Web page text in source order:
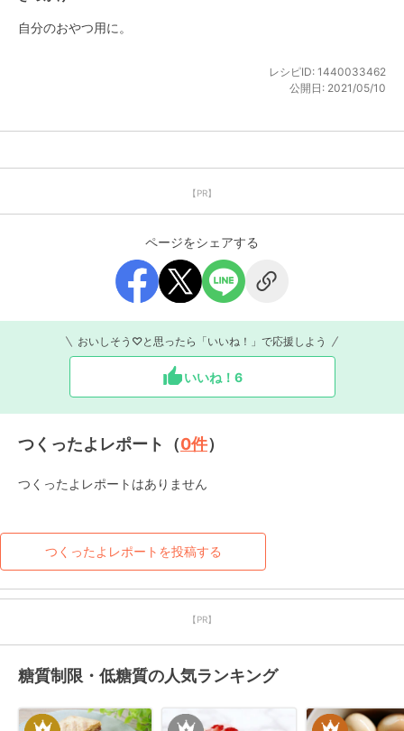
自分のおやつ用に。
レシピID: 1440033462
公開日: 2021/05/10
【PR】
ページをシェアする
おいしそう♡と思ったら「いいね！」で応援しよう
いいね！ 6
つくったよレポート（0件）
つくったよレポートはありません
つくったよレポートを投稿する
【PR】
糖質制限・低糖質の人気ランキング